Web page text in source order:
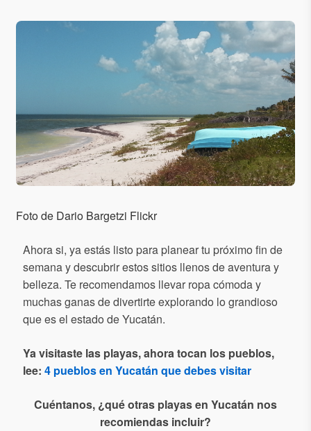
Foto de Dario Bargetzi Flickr
Ahora si, ya estás listo para planear tu próximo fin de
semana y descubrir estos sitios llenos de aventura y
belleza. Te recomendamos llevar ropa cómoda y
muchas ganas de divertirte explorando lo grandioso
que es el estado de Yucatán.
Ya visitaste las playas, ahora tocan los pueblos,
lee: 4 pueblos en Yucatán que debes visitar
Cuéntanos, ¿qué otras playas en Yucatán nos
recomiendas incluir?